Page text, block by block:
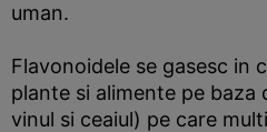
uman.
Flavonoidele se gasesc in
plante si alimente pe baza
vinul si ceaiul) pe care